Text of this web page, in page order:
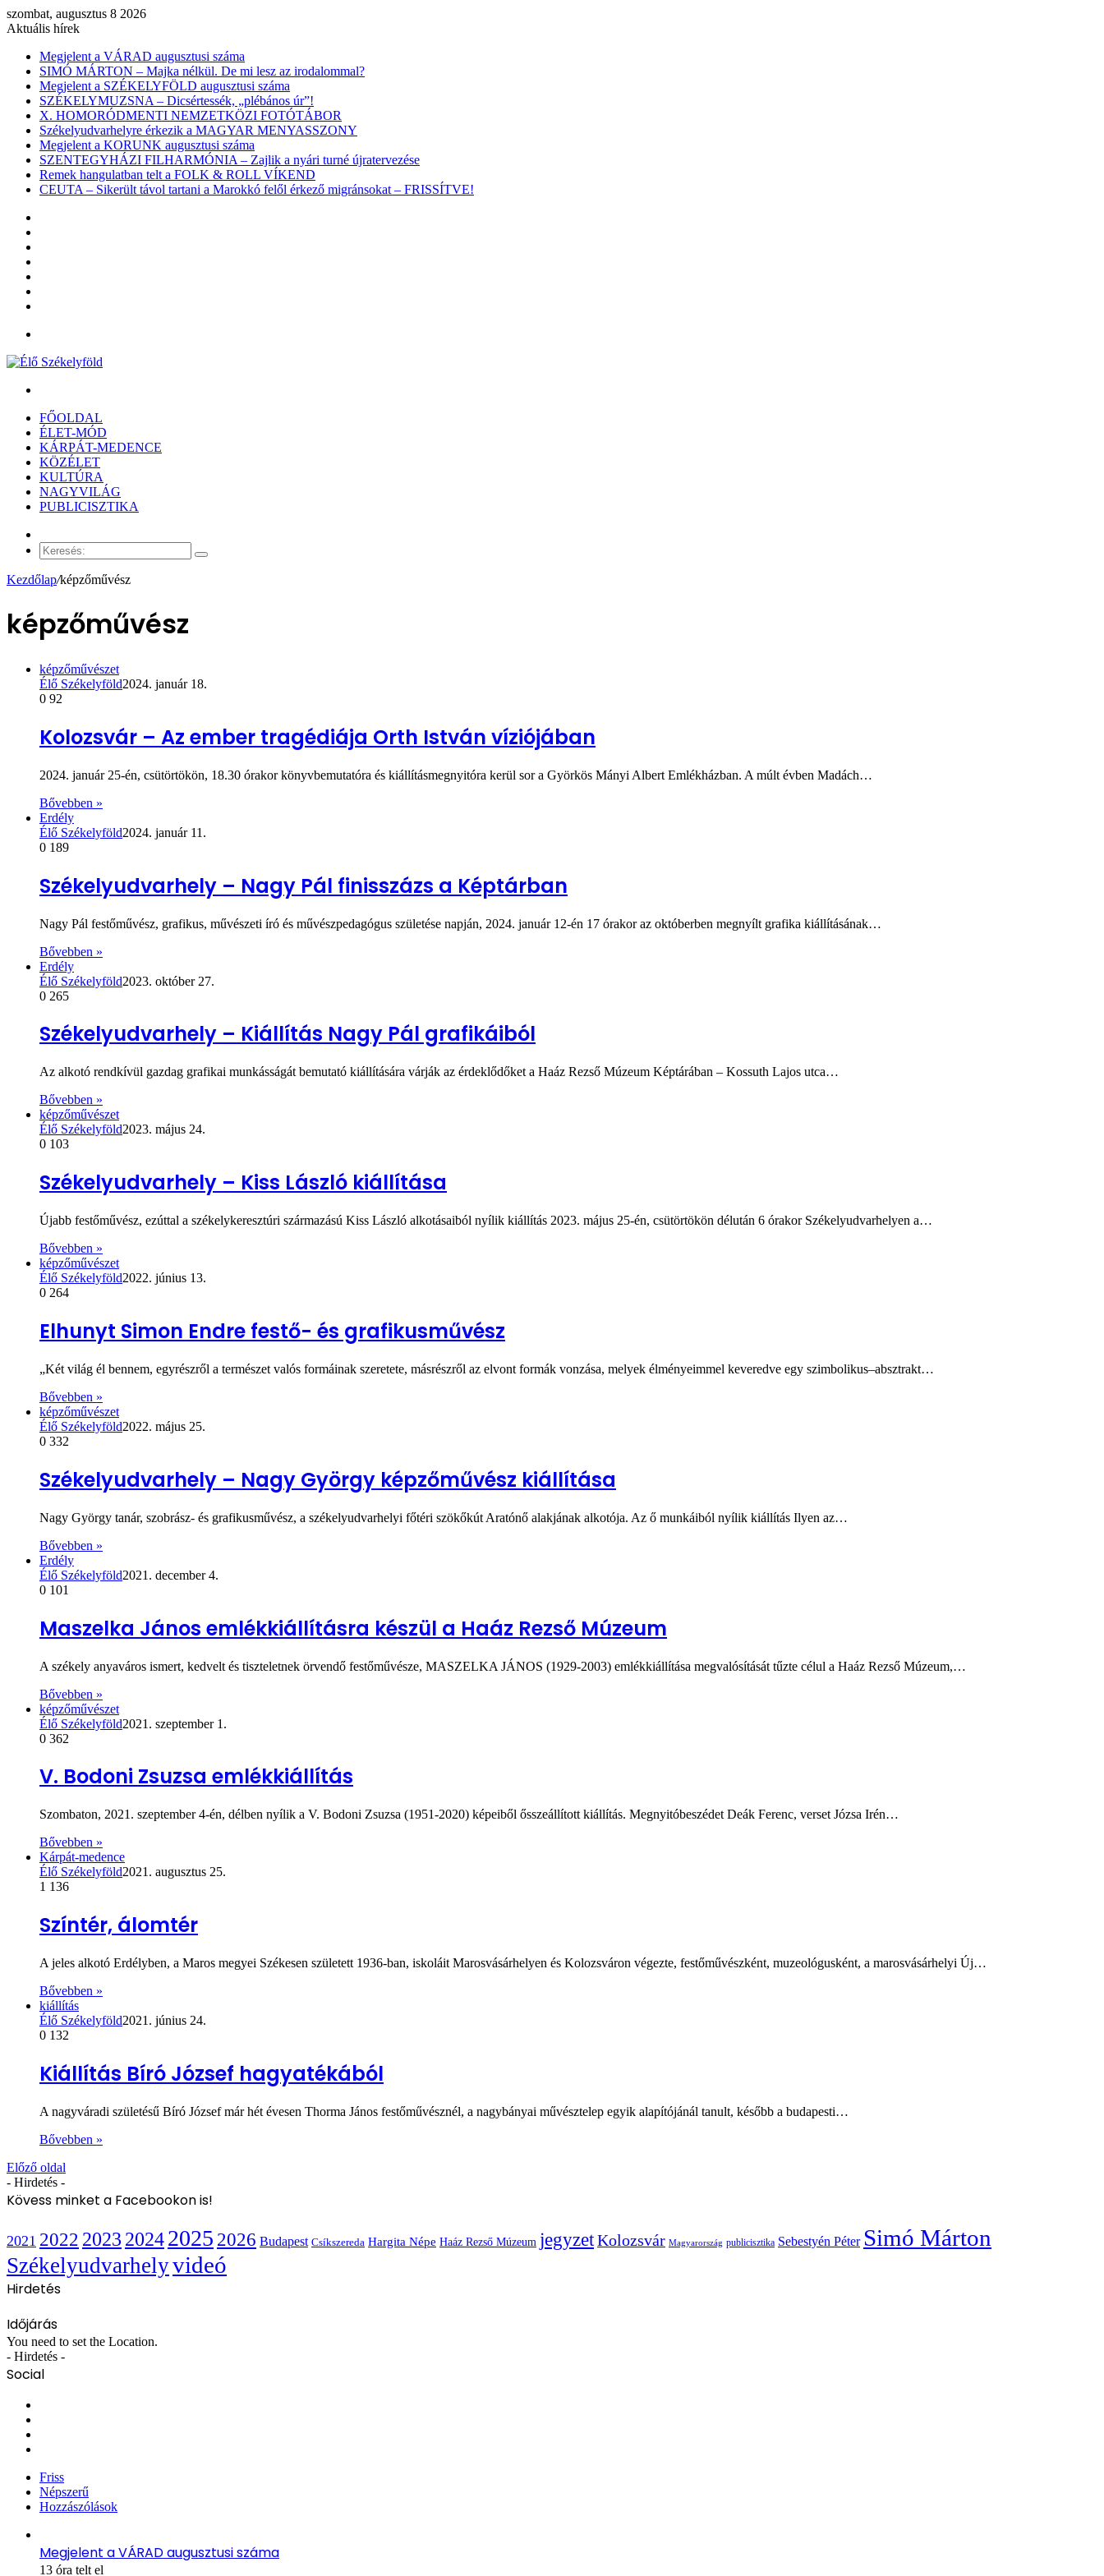
szombat, augusztus 8 2026
Aktuális hírek
Megjelent a VÁRAD augusztusi száma
SIMÓ MÁRTON – Majka nélkül. De mi lesz az irodalommal?
Megjelent a SZÉKELYFÖLD augusztusi száma
SZÉKELYMUZSNA – Dicsértessék, „plébános úr”!
X. HOMORÓDMENTI NEMZETKÖZI FOTÓTÁBOR
Székelyudvarhelyre érkezik a MAGYAR MENYASSZONY
Megjelent a KORUNK augusztusi száma
SZENTEGYHÁZI FILHARMÓNIA – Zajlik a nyári turné újratervezése
Remek hangulatban telt a FOLK & ROLL VÍKEND
CEUTA – Sikerült távol tartani a Marokkó felől érkező migránsokat – FRISSÍTVE!
FŐOLDAL
ÉLET-MÓD
KÁRPÁT-MEDENCE
KÖZÉLET
KULTÚRA
NAGYVILÁG
PUBLICISZTIKA
cikk
Keresés:
Kezdőlap/képzőművész
képzőművész
képzőművészet
Élő Székelyföld2024. január 18.
0 92
Kolozsvár – Az ember tragédiája Orth István víziójában
2024. január 25-én, csütörtökön, 18.30 órakor könyvbemutatóra és kiállításmegnyitóra kerül sor a Györkös Mányi Albert Emlékházban. A múlt évben Madách…
Bővebben »
Erdély
Élő Székelyföld2024. január 11.
0 189
Székelyudvarhely – Nagy Pál finisszázs a Képtárban
Nagy Pál festőművész, grafikus, művészeti író és művészpedagógus születése napján, 2024. január 12-én 17 órakor az októberben megnyílt grafika kiállításának…
Bővebben »
Erdély
Élő Székelyföld2023. október 27.
0 265
Székelyudvarhely – Kiállítás Nagy Pál grafikáiból
Az alkotó rendkívül gazdag grafikai munkásságát bemutató kiállítására várják az érdeklődőket a Haáz Rezső Múzeum Képtárában – Kossuth Lajos utca…
Bővebben »
képzőművészet
Élő Székelyföld2023. május 24.
0 103
Székelyudvarhely – Kiss László kiállítása
Újabb festőművész, ezúttal a székelykeresztúri származású Kiss László alkotásaiból nyílik kiállítás 2023. május 25-én, csütörtökön délután 6 órakor Székelyudvarhelyen a…
Bővebben »
képzőművészet
Élő Székelyföld2022. június 13.
0 264
Elhunyt Simon Endre festő- és grafikusművész
„Két világ él bennem, egyrészről a természet valós formáinak szeretete, másrészről az elvont formák vonzása, melyek élményeimmel keveredve egy szimbolikus–absztrakt…
Bővebben »
képzőművészet
Élő Székelyföld2022. május 25.
0 332
Székelyudvarhely – Nagy György képzőművész kiállítása
Nagy György tanár, szobrász- és grafikusművész, a székelyudvarhelyi főtéri szökőkút Aratónő alakjának alkotója. Az ő munkáiból nyílik kiállítás Ilyen az…
Bővebben »
Erdély
Élő Székelyföld2021. december 4.
0 101
Maszelka János emlékkiállításra készül a Haáz Rezső Múzeum
A székely anyaváros ismert, kedvelt és tiszteletnek örvendő festőművésze, MASZELKA JÁNOS (1929-2003) emlékkiállítása megvalósítását tűzte célul a Haáz Rezső Múzeum,…
Bővebben »
képzőművészet
Élő Székelyföld2021. szeptember 1.
0 362
V. Bodoni Zsuzsa emlékkiállítás
Szombaton, 2021. szeptember 4-én, délben nyílik a V. Bodoni Zsuzsa (1951-2020) képeiből ősszeállított kiállítás. Megnyitóbeszédet Deák Ferenc, verset Józsa Irén…
Bővebben »
Kárpát-medence
Élő Székelyföld2021. augusztus 25.
1 136
Színtér, álomtér
A jeles alkotó Erdélyben, a Maros megyei Székesen született 1936-ban, iskoláit Marosvásárhelyen és Kolozsváron végezte, festőművészként, muzeológusként, a marosvásárhelyi Új…
Bővebben »
kiállítás
Élő Székelyföld2021. június 24.
0 132
Kiállítás Bíró József hagyatékából
A nagyváradi születésű Bíró József már hét évesen Thorma János festőművésznél, a nagybányai művésztelep egyik alapítójánál tanult, később a budapesti…
Bővebben »
Előző oldal
- Hirdetés -
Kövess minket a Facebookon is!
2021 2022 2023 20242025 2026 Budapest Csíkszereda Hargita Népe Haáz Rezső Múzeum jegyzetKolozsvár Magyarország publicisztika Sebestyén Péter Simó Márton
Székelyudvarhelyvideó
Hirdetés
Időjárás
You need to set the Location.
- Hirdetés -
Social
Friss
Népszerű
Hozzászólások
Megjelent a VÁRAD augusztusi száma
13 óra telt el